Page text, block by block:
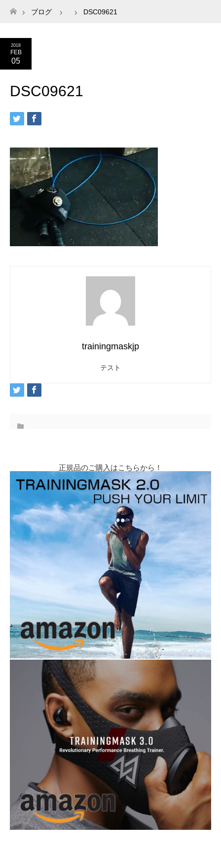
ホーム
ブログ DSC09621
2018
FEB
05
DSC09621
trainingmaskjp
テスト
正規品のご購入はこちらから！